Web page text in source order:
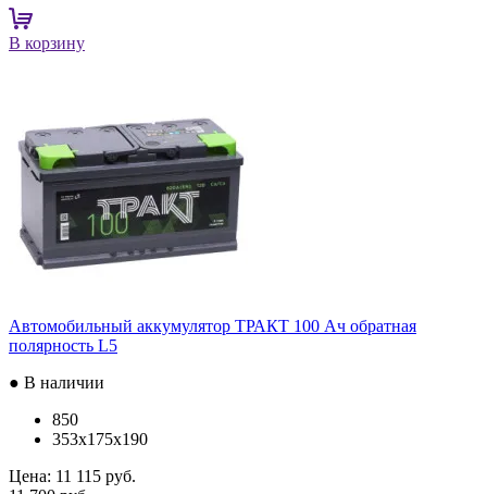
В корзину
Автомобильный аккумулятор ТРАКТ 100 Ач обратная
полярность L5
● В наличии
850
353x175x190
Цена: 11 115 руб.